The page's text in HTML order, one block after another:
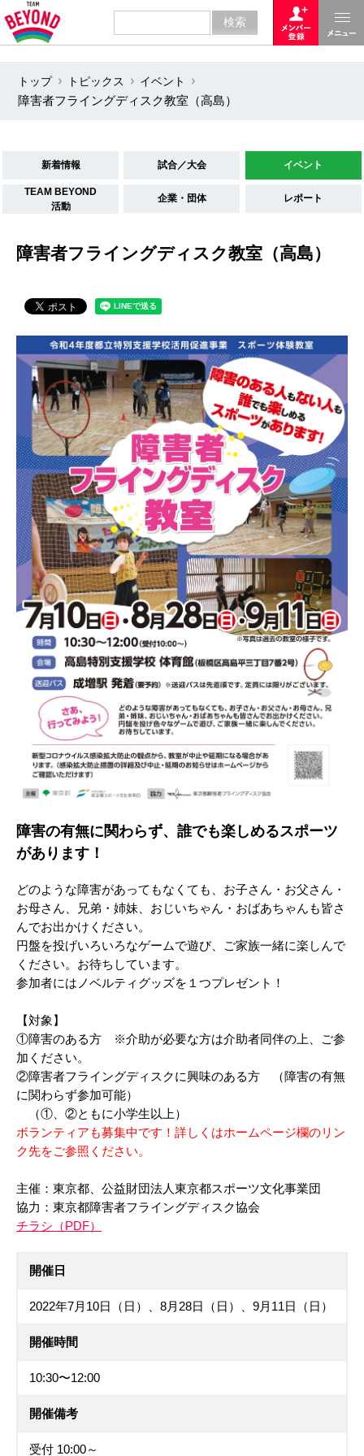
トップ トピックス
イベント
障害者フライングディスク教室（高島）
新着情報 試合／大会 イベント
TEAM BEYOND
活動
企業・団体 レポート
障害者フライングディスク教室（高島）
障害の有無に関わらず、誰でも楽しめるスポーツ
があります！
どのような障害があってもなくても、お子さん・お父さん・
お母さん、兄弟・姉妹、おじいちゃん・おばあちゃんも皆さ
んでお出かけください。
円盤を投げいろいろなゲームで遊び、ご家族一緒に楽しんで
ください。お待ちしています。
参加者にはノベルティグッズを１つプレゼント！
【対象】
①障害のある方 ※介助が必要な方は介助者同伴の上、ご参
加ください。
②障害者フライングディスクに興味のある方 （障害の有無
に関わらず参加可能）
（①、②ともに小学生以上）
ボランティアも募集中です！詳しくはホームページ欄のリン
ク先をご参照ください。
主催：東京都、公益財団法人東京都スポーツ文化事業団
協力：東京都障害者フライングディスク協会
チラシ（PDF）
開催日
2022年7月10日（日）、8月28日（日）、9月11日（日）
開催時間
10:30〜12:00
開催備考
受付 10:00～